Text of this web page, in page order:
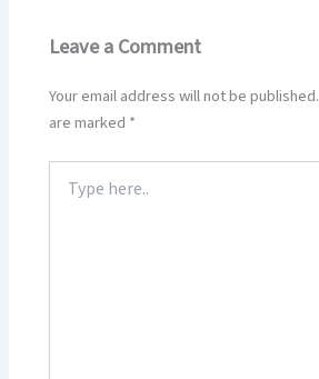
Leave a Comment
Your email address will not be published.
are marked *
here..